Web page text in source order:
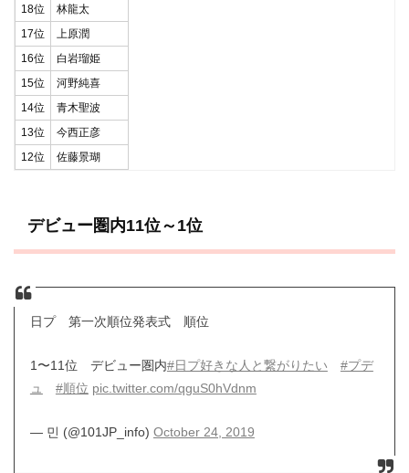
18位
林龍太
17位
上原潤
16位
白岩瑠姫
15位
河野純喜
14位
青木聖波
13位
今西正彦
12位
佐藤景瑚
デビュー圏内11位～1位
日プ 第一次順位発表式 順位
1〜11位 デビュー圏内#日プ好きな人と繋がりたい
#プデ
ュ
#順位 pic.twitter.com/qguS0hVdnm
— 민 (@101JP_info) October 24, 2019